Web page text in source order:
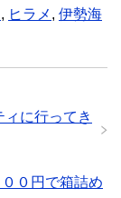
, ヒラメ , 伊勢海
に行ってき
０円で箱詰め